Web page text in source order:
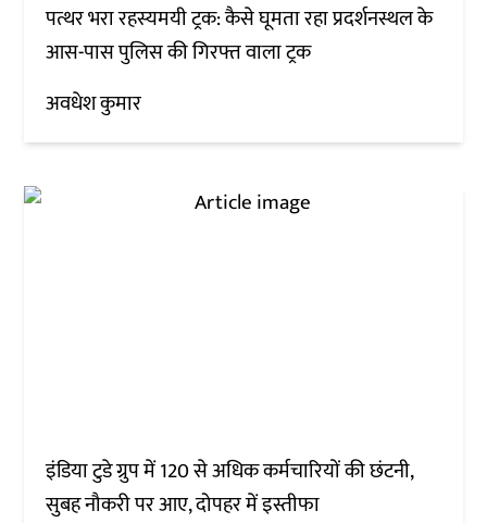
पत्थर भरा रहस्यमयी ट्रक: कैसे घूमता रहा प्रदर्शनस्थल के
आस-पास पुलिस की गिरफ्त वाला ट्रक
अवधेश कुमार
इंडिया टुडे ग्रुप में 120 से अधिक कर्मचारियों की छंटनी,
सुबह नौकरी पर आए, दोपहर में इस्तीफा